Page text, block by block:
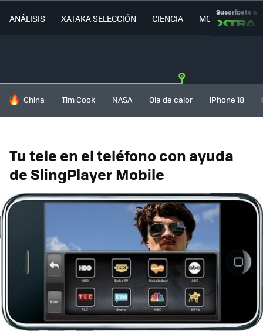
ANÁLISIS XATAKA SELECCIÓN CIENCIA MOVILIDAD
Suscríbete a
HOY SE HABLA DE
China Tim Cook NASA Ola de calor iPhone 18
Tu tele en el teléfono con ayuda
de SlingPlayer Mobile